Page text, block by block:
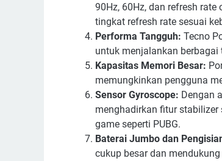
90Hz, 60Hz, dan refresh
tingkat refresh rate sesuai
Performa Tangguh: Tecno
untuk menjalankan
Kapasitas Memori Besar:
memungkinkan pengguna
Sensor Gyroscope: Dengan
menghadirkan fitur
game seperti PUBG.
Baterai Jumbo dan
cukup besar dan